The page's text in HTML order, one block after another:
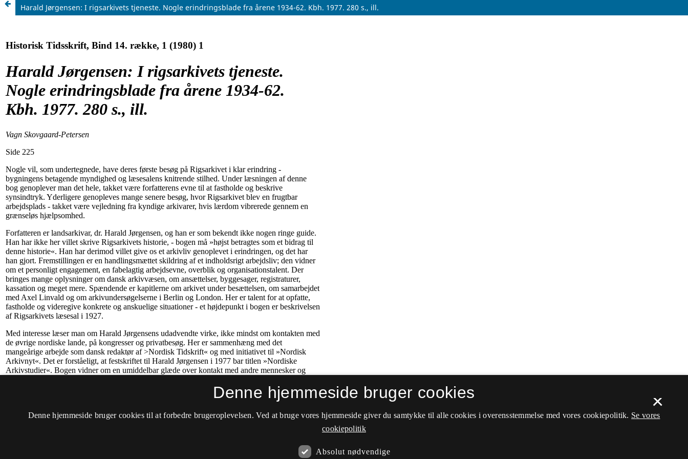
Harald Jørgensen: I rigsarkivets tjeneste. Nogle erindringsblade fra årene 1934-62. Kbh. 1977. 280 s., ill.
×
Denne hjemmeside bruger cookies
Denne hjemmeside bruger cookies til at forbedre brugeroplevelsen. Ved at bruge vores hjemmeside giver du samtykke til alle cookies i overensstemmelse med vores cookiepolitik. Se vores
cookiepolitik
Absolut nødvendige